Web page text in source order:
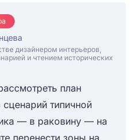
дизайнером интерьеров,
и чтением исторических
план
типичной
— в раковину — на
перенести зоны на